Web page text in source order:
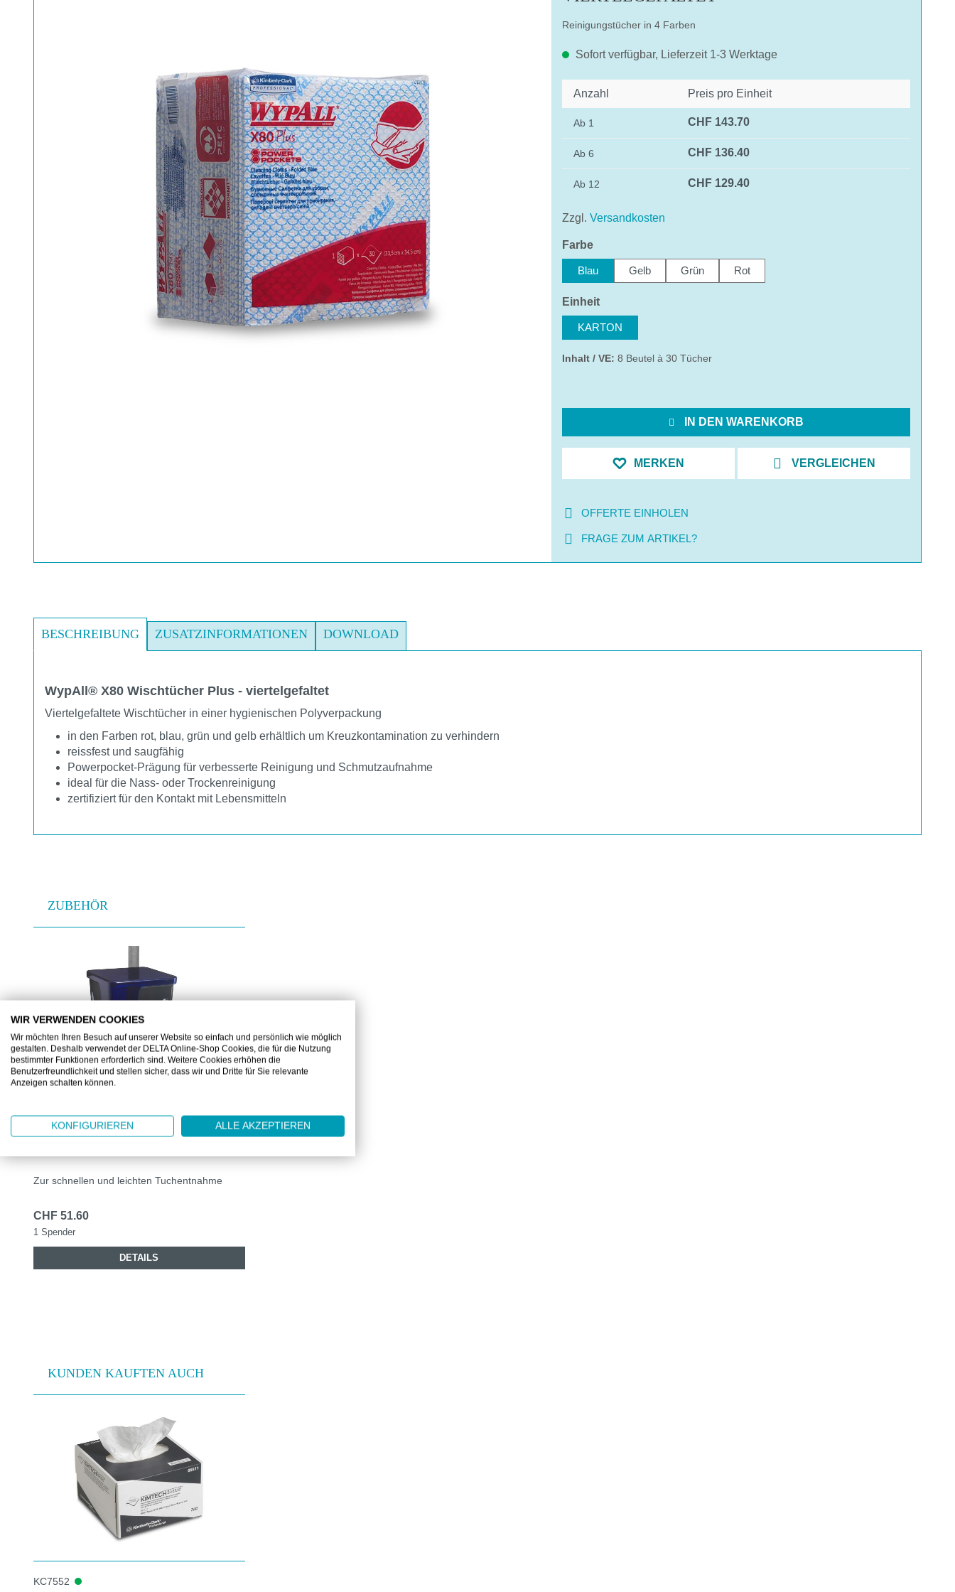
Reinigungstücher in 4 Farben
Sofort verfügbar, Lieferzeit 1-3 Werktage
Anzahl Preis pro Einheit
Ab 1 CHF 143.70
Ab 6 CHF 136.40
Ab 12 CHF 129.40
Zzgl. Versandkosten
Farbeauswählen
Blau Gelb Grün Rot
Einheitauswählen
KARTON
Inhalt / VE: 8 Beutel à 30 Tücher
IN DEN WARENKORB
MERKEN VERGLEICHEN
OFFERTE EINHOLEN
FRAGE ZUM ARTIKEL?
BESCHREIBUNG ZUSATZINFORMATIONEN DOWNLOAD
WypAll® X80 Wischtücher Plus - viertelgefaltet
Viertelgefaltete Wischtücher in einer hygienischen Polyverpackung
in den Farben rot, blau, grün und gelb erhältlich um Kreuzkontamination zu verhindern
reissfest und saugfähig
Powerpocket-Prägung für verbesserte Reinigung und Schmutzaufnahme
ideal für die Nass- oder Trockenreinigung
zertifiziert für den Kontakt mit Lebensmitteln
ZUBEHÖR
Produktgalerie überspringen
KC7969
WYPALL® WISCHTUCH SPENDER -
Zur schnellen und leichten Tuchentnahme
CHF 51.60
1 Spender
DETAILS
KUNDEN KAUFTEN AUCH
Produktgalerie überspringen
KC7552
WIR VERWENDEN COOKIES
Wir möchten Ihren Besuch auf unserer Website so einfach und persönlich wie möglich
gestalten. Deshalb verwendet der DELTA Online-Shop Cookies, die für die Nutzung
bestimmter Funktionen erforderlich sind. Weitere Cookies erhöhen die
Benutzerfreundlichkeit und stellen sicher, dass wir und Dritte für Sie relevante
Anzeigen schalten können.
KONFIGURIEREN ALLE AKZEPTIEREN